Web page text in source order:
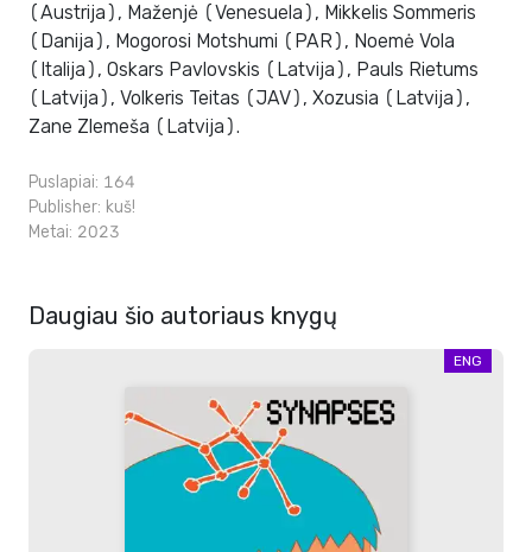
(Austrija), Maženjė (Venesuela), Mikkelis Sommeris
(Danija), Mogorosi Motshumi (PAR), Noemė Vola
(Italija), Oskars Pavlovskis (Latvija), Pauls Rietums
(Latvija), Volkeris Teitas (JAV), Xozusia (Latvija),
Zane Zlemeša (Latvija).
Puslapiai: 164
Publisher: kuš!
Metai: 2023
Daugiau šio autoriaus knygų
ENG